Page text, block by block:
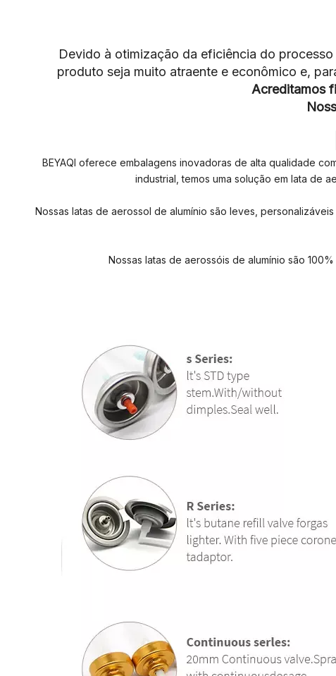
Devido à otimização da eficiência do
produto seja muito atraente e econômico e,
Acreditamos
BEYAQI oferece embalagens inovadoras de alta qualidade
industrial, temos uma solução em lata de
Nossas latas de aerossol de alumínio são leves,
Nossas latas de aerossóis de alumínio são